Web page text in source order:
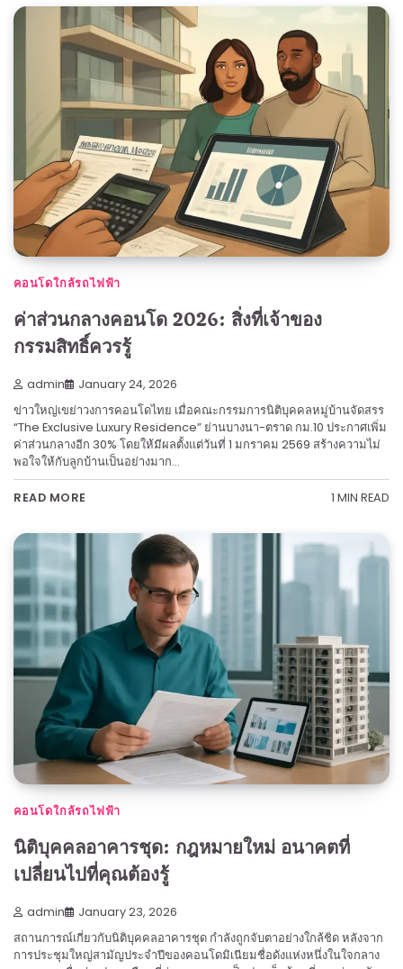
คอนโดใกล้รถไฟฟ้า
ค่าส่วนกลางคอนโด 2026: สิ่งที่เจ้าของ
กรรมสิทธิ์ควรรู้
admin January 24, 2026
ข่าวใหญ่เขย่าวงการคอนโดไทย เมื่อคณะกรรมการนิติบุคคลหมู่บ้านจัดสรร
“The Exclusive Luxury Residence” ย่านบางนา-ตราด กม.10 ประกาศเพิ่ม
ค่าส่วนกลางอีก 30% โดยให้มีผลตั้งแต่วันที่ 1 มกราคม 2569 สร้างความไม่
พอใจให้กับลูกบ้านเป็นอย่างมาก…
READ MORE 1 MIN READ
คอนโดใกล้รถไฟฟ้า
นิติบุคคลอาคารชุด: กฎหมายใหม่ อนาคตที่
เปลี่ยนไปที่คุณต้องรู้
admin January 23, 2026
สถานการณ์เกี่ยวกับนิติบุคคลอาคารชุด กำลังถูกจับตาอย่างใกล้ชิด หลังจาก
การประชุมใหญ่สามัญประจำปีของคอนโดมิเนียมชื่อดังแห่งหนึ่งในใจกลาง